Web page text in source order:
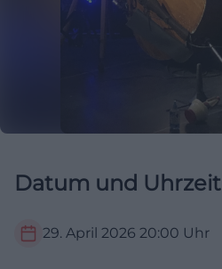
Datum und Uhrzeit
29. April 2026 20:00 Uhr